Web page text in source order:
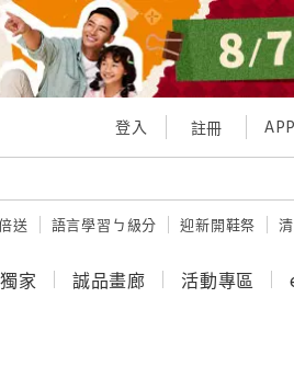
登入 註冊
送 語言學習ㄅ級分 迎新開鞋祭
家 誠品畫廊 活動專區